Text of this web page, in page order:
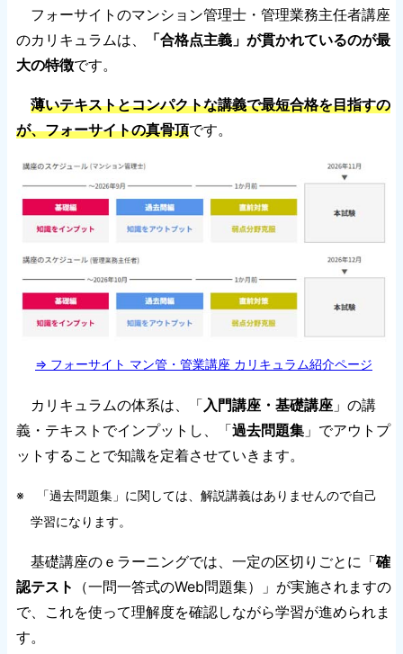
フォーサイトのマンション管理士・管理業務主任者講座
のカリキュラムは、
「合格点主義」が貫かれているのが最
大の特徴です。
薄いテキストとコンパクトな講義で最短合格を目指すの
が、フォーサイトの真骨頂です。
⇒ フォーサイト マン管・管業講座 カリキュラム紹介ページ
カリキュラムの体系は、「入門講座・基礎講座 」の講
義・テキストでインプットし、「過去問題集 」でアウトプ
ットすることで知識を定着させていきます。
※ 「過去問題集」に関しては、解説講義はありませんので自己
学習になります。
基礎講座のｅラーニングでは、一定の区切りごとに「確
認テスト
（一問一答式のWeb問題集）」が実施されますの
で、これを使って理解度を確認しながら学習が進められま
す。